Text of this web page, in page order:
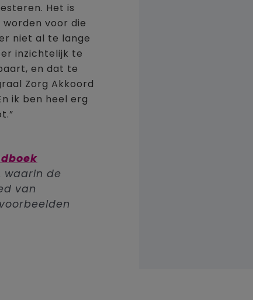
Het is
voor die
niet al te lange
inzichtelijk te
en dat te
Zorg Akkoord
ik ben heel erg
waarin de
van